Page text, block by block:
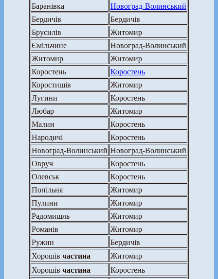
Баранівка
Новоград-Волинський
Бердичів
Бердичів
Брусилів
Житомир
Ємільчине
Новоград-Волинський
Житомир
Житомир
Коростень
Коростень
Коростишів
Житомир
Лугини
Коростень
Любар
Житомир
Малин
Коростень
Народичі
Коростень
Новоград-Волинський Новоград-Волинський
Овруч
Коростень
Олевськ
Коростень
Попільня
Житомир
Пулини
Житомир
Радомишль
Житомир
Романів
Житомир
Ружин
Бердичів
Хорошів частина
Житомир
Хорошів частина
Коростень